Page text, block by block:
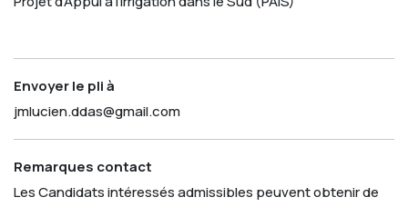
Envoyer le pli à
jmlucien.ddas@gmail.com
Remarques contact
Les Candidats intéressés admissibles peuvent obtenir de